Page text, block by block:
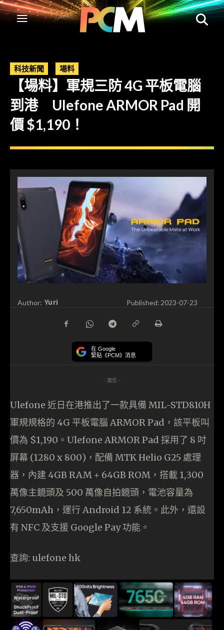
科技新聞 場料
【場料】軍規三防 4G 平板電腦
到港 Ulefone ARMOR Pad 開
價 $1,190！
Author: Yuri Published: 2023-07-23
在 Google
緊貼《PCM》消息
- 廣告 -
Ulefone 近日在港推出了一款具備 MIL-STD810H
軍規規格的 4G 平板電腦 ARMOR Pad，該平板叫
價為 $1,190。Ulefone ARMOR Pad 採用了 8 吋
屏幕 (1280 x 800)，配備 MTK Helio G25 處理
器，內建 4GB RAM + 64GB ROM，搭載 1,300
萬像主鏡頭及 500 萬像自拍鏡頭，電池容量為
7,650mAh，運行 Android 12 系統。此外，還設
有 NFC 及支援 Google Pay 功能。
查詢: ulefone hk